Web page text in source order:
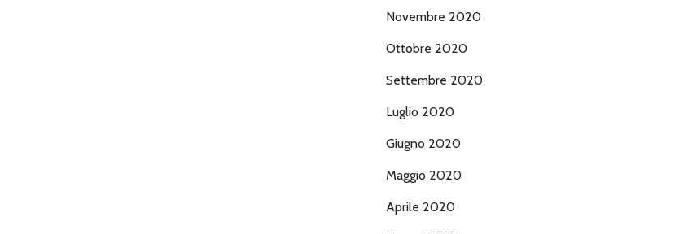
Novembre 2020
Ottobre 2020
Settembre 2020
Luglio 2020
Giugno 2020
Maggio 2020
Aprile 2020